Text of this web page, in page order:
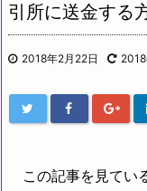
引所に送金する
2018年2月22日
この記事を見てい